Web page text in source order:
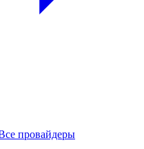
провайдеры